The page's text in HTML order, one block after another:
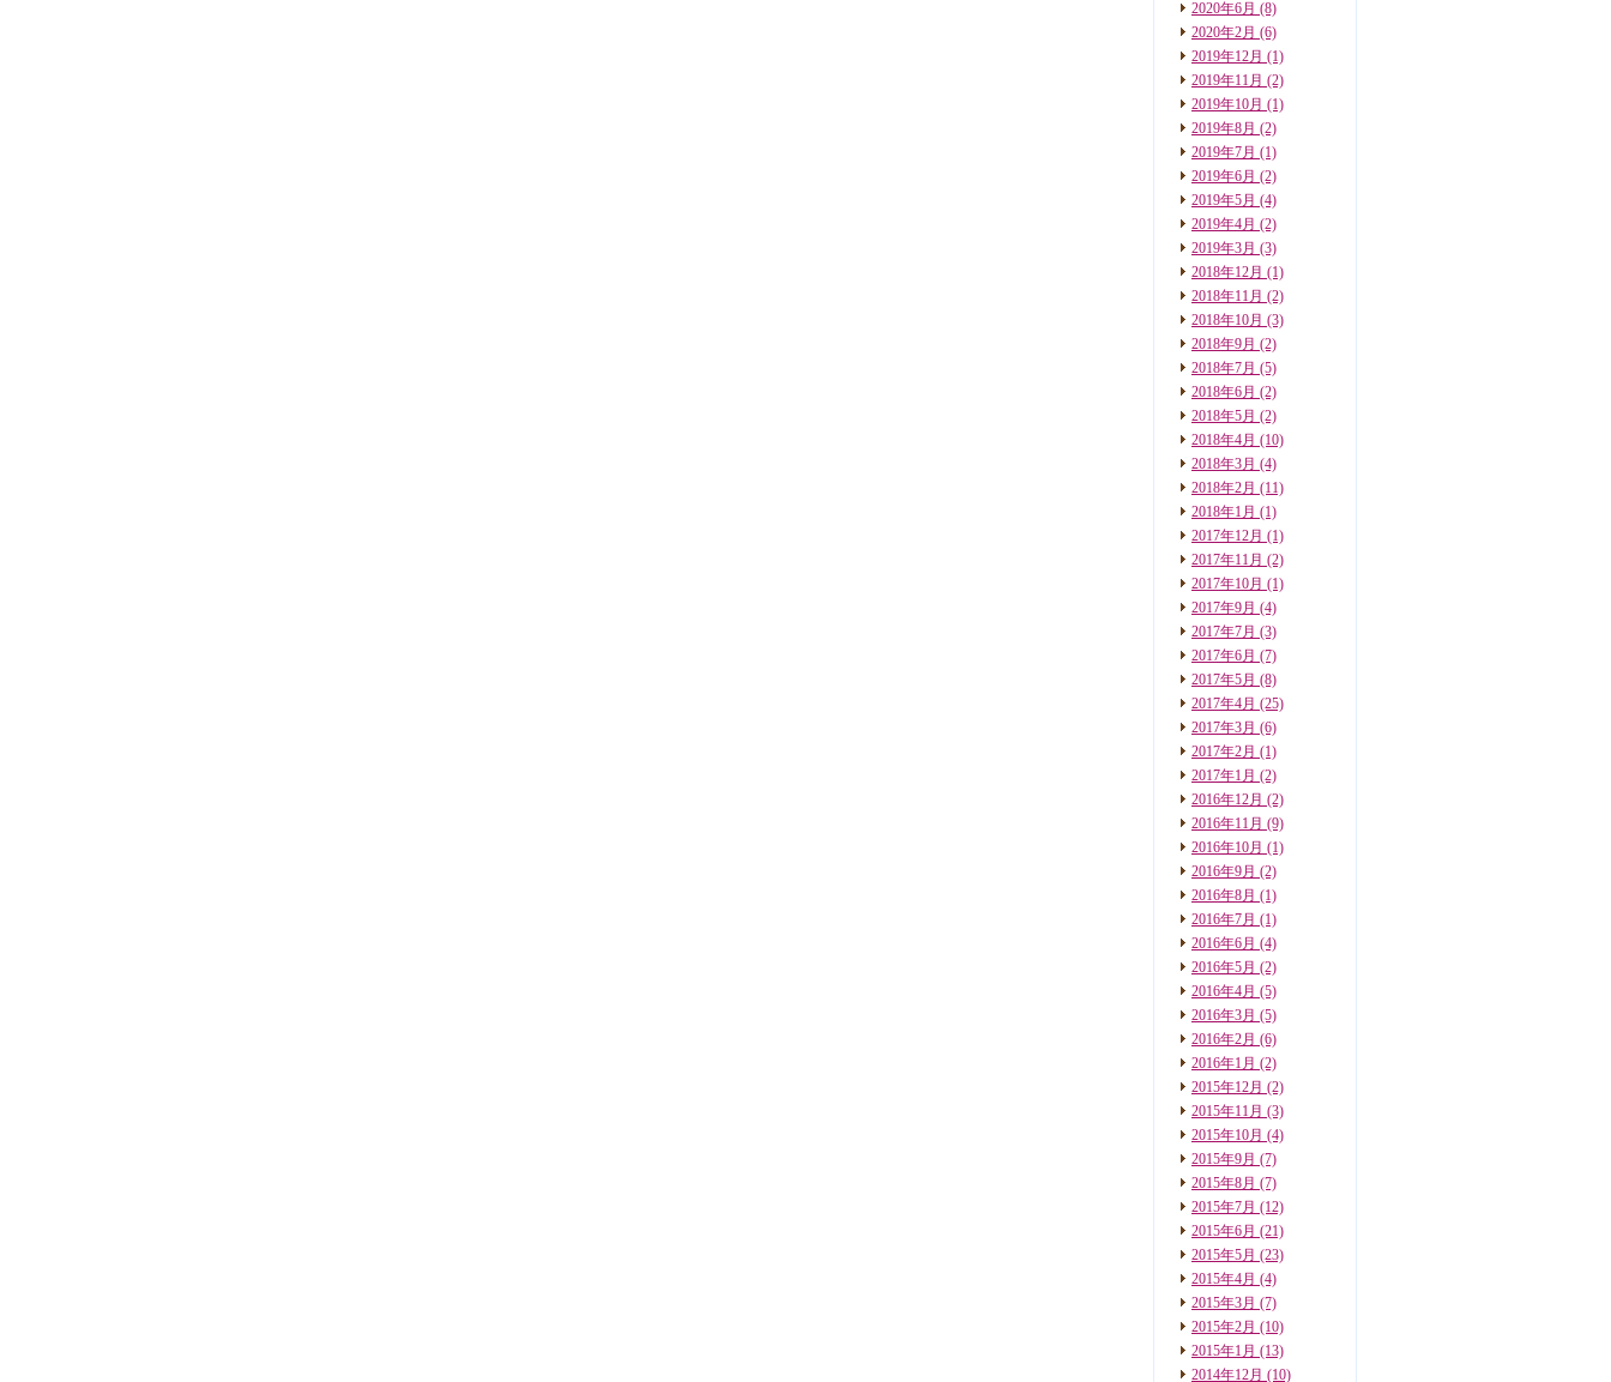
2020年6月 (8)
2020年2月 (6)
2019年12月 (1)
2019年11月 (2)
2019年10月 (1)
2019年8月 (2)
2019年7月 (1)
2019年6月 (2)
2019年5月 (4)
2019年4月 (2)
2019年3月 (3)
2018年12月 (1)
2018年11月 (2)
2018年10月 (3)
2018年9月 (2)
2018年7月 (5)
2018年6月 (2)
2018年5月 (2)
2018年4月 (10)
2018年3月 (4)
2018年2月 (11)
2018年1月 (1)
2017年12月 (1)
2017年11月 (2)
2017年10月 (1)
2017年9月 (4)
2017年7月 (3)
2017年6月 (7)
2017年5月 (8)
2017年4月 (25)
2017年3月 (6)
2017年2月 (1)
2017年1月 (2)
2016年12月 (2)
2016年11月 (9)
2016年10月 (1)
2016年9月 (2)
2016年8月 (1)
2016年7月 (1)
2016年6月 (4)
2016年5月 (2)
2016年4月 (5)
2016年3月 (5)
2016年2月 (6)
2016年1月 (2)
2015年12月 (2)
2015年11月 (3)
2015年10月 (4)
2015年9月 (7)
2015年8月 (7)
2015年7月 (12)
2015年6月 (21)
2015年5月 (23)
2015年4月 (4)
2015年3月 (7)
2015年2月 (10)
2015年1月 (13)
2014年12月 (10)